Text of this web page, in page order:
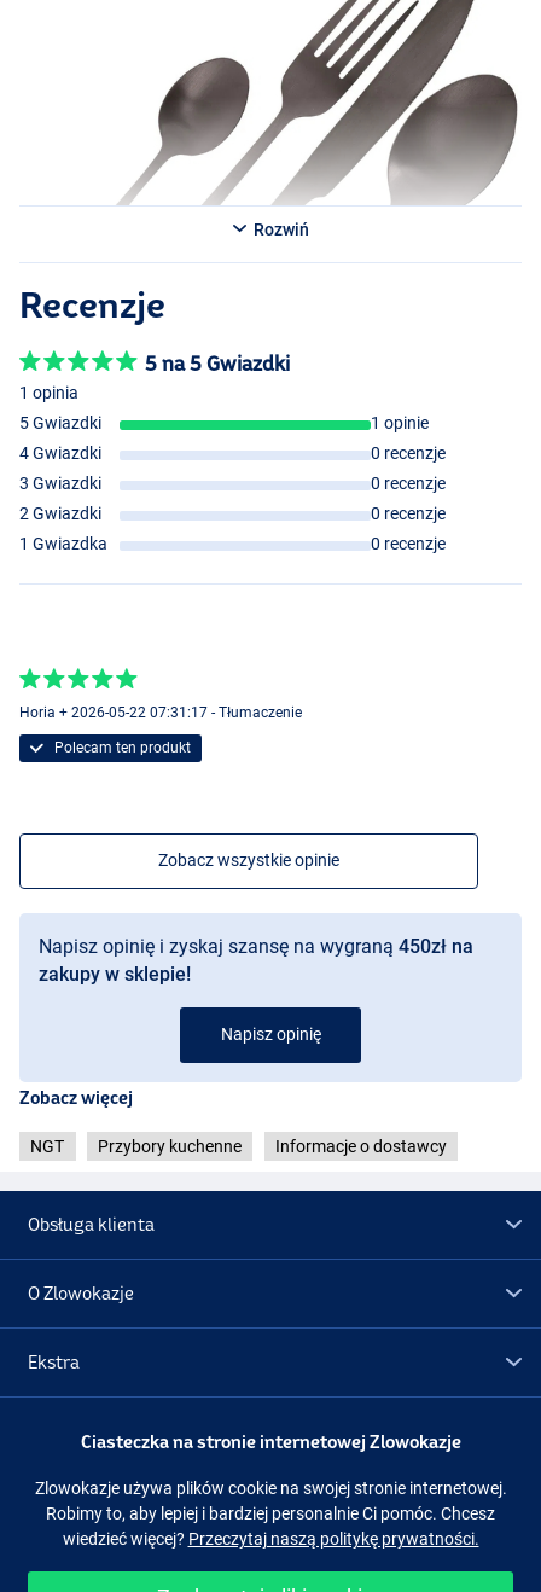
Rozwiń
Recenzje
5 na 5 Gwiazdki
1 opinia
5 Gwiazdki
1 opinie
4 Gwiazdki
0 recenzje
3 Gwiazdki
0 recenzje
2 Gwiazdki
0 recenzje
1 Gwiazdka
0 recenzje
Horia + 2026-05-22 07:31:17 - Tłumaczenie
Polecam ten produkt
Zobacz wszystkie opinie
Napisz opinię i zyskaj szansę na wygraną 450zł na
zakupy w sklepie!
Napisz opinię
Zobacz więcej
NGT Przybory kuchenne Informacje o dostawcy
Obsługa klienta
O Zlowokazje
Ekstra
Promocje
Obserwuj nas Facebook Instagram
Ciasteczka na stronie internetowej Zlowokazje
Zlowokazje używa plików cookie na swojej stronie internetowej.
Robimy to, aby lepiej i bardziej personalnie Ci pomóc. Chcesz
wiedzieć więcej? Przeczytaj naszą politykę prywatności.